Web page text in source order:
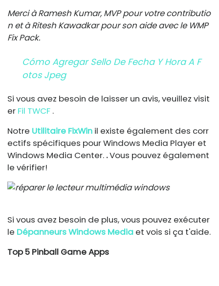
Merci à Ramesh Kumar, MVP pour votre contributio
n et à Ritesh Kawadkar pour son aide avec le WMP
Fix Pack.
Cómo Agregar Sello De Fecha Y Hora A F
Otos Jpeg
Si vous avez besoin de laisser un avis, veuillez visit
er Fil TWCF .
Notre Utilitaire FixWin il existe également des corr
ectifs spécifiques pour Windows Media Player et
Windows Media Center. .Vous pouvez également
le vérifier!
Si vous avez besoin de plus, vous pouvez exécuter
le Dépanneurs Windows Media et vois si ça t'aide.
Top 5 Pinball Game Apps